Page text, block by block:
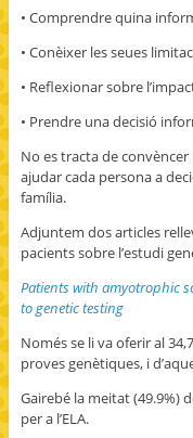
• Comprendre quina
• Conèixer les seues
• Reflexionar sobre
• Prendre una decisió
No es tracta de
ajudar cada persona a
família.
Adjuntem dos articles
pacients sobre l’estudi
Patients with amyotrophic
to genetic testing
Només se li va oferir al
proves genètiques, i
Gairebé la meitat (49.9%)
per a l’ELA.